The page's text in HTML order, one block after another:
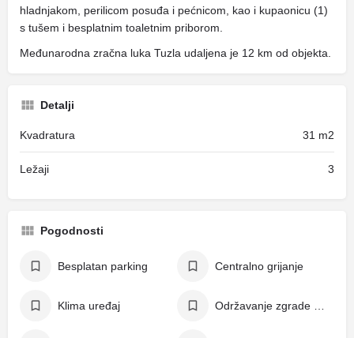
hladnjakom, perilicom posuđa i pećnicom, kao i kupaonicu (1)
s tušem i besplatnim toaletnim priborom.
Međunarodna zračna luka Tuzla udaljena je 12 km od objekta.
Detalji
Kvadratura 31 m2
Ležaji 3
Pogodnosti
Besplatan parking Centralno grijanje
Klima uređaj